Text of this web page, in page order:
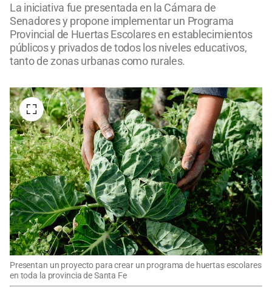
La iniciativa fue presentada en la Cámara de
Senadores y propone implementar un Programa
Provincial de Huertas Escolares en establecimientos
públicos y privados de todos los niveles educativos,
tanto de zonas urbanas como rurales.
Presentan un proyecto para crear un programa de huertas escolares
en toda la provincia de Santa Fe